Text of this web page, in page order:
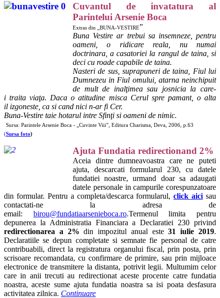
Cuvantul de invatatura al
Parintelui Arsenie Boca
Extras din „BUNA-VESTIRE”
Buna Vestire ar trebui sa insemneze, pentru
oameni, o ridicare reala, nu numai
doctrinara, a casatoriei la rangul de taina, si
deci cu roade capabile de taina.
Nasteri de sus, suprapuneri de taina, Fiul lui
Dumnezeu in Fiul omului, atarna neinchipuit
de mult de inalţimea sau josnicia la care-
i traita viaţa. Daca o atitudine misca Cerul spre pamant, o alta
il izgoneste, ca si cand nici n-ar fi Cer.
Buna-Vestire taie hotarul intre Sfinţi si oameni de nimic.
Sursa: Parintele Arsenie Boca - „Cuvinte Viii”, Editura Charisma, Deva, 2006, p.63
(Sursa foto)
Ajuta Fundatia redirectionand 2%
Aceia dintre dumneavoastra care ne puteti
ajuta, descarcati formularul 230, cu datele
fundatiei noastre, urmand doar sa adaugati
datele personale in campurile corespunzatoare
din formular. Pentru a completa/descarca formularul, click aici sau
contactati-ne la adresa de
email: birou@fundatiaarsenieboca.ro.Termenul limita pentru
depunerea la Administratia Financiara a Declaratiei 230 privind
redirectionarea a 2% din impozitul anual este31 iulie 2019.
Declaratiile se depun completate si semnate fie personal de catre
contribuabili, direct la registratura organului fiscal, prin posta, prin
scrisoare recomandata, cu confirmare de primire, sau prin mijloace
electronice de transmitere la distanta, potrivit legii. Multumim celor
care in anii trecuti au redirectionat aceste procente catre fundatia
noastra, aceste sume ajuta fundatia noastra sa isi poata desfasura
activitatea zilnica. Continuare